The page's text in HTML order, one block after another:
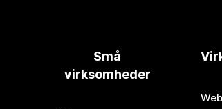
Små
virksomheder